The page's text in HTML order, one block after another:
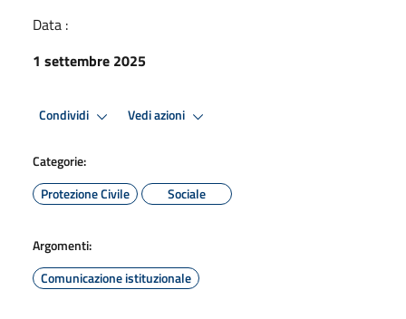
Data :
1 settembre 2025
Condividi Vedi azioni
Categorie:
Protezione Civile
Sociale
Argomenti:
Comunicazione istituzionale